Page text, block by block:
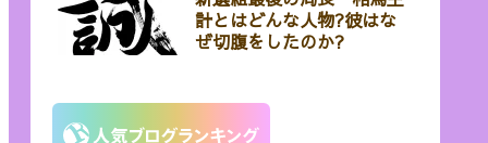
計とはどんな人物?彼はな
ぜ切腹をしたのか?